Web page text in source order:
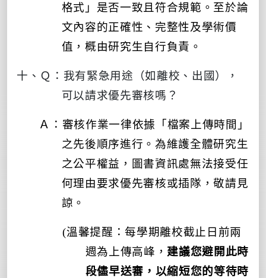
格式」是否一致且符合規範。至於論
文內容的正確性、完整性及學術價
值，概由研究生自行負責。
十、Ｑ：我有緊急用途（如離校、出國），
可以請求優先審核嗎？
Ａ：審核作業一律依據「檔案上傳時間」
之先後順序進行。為維護全體研究生
之公平權益，圖書資訊處無法接受任
何理由要求優先審核或插隊，敬請見
諒。
(溫馨提醒：每學期離校截止日前兩
週為上傳高峰， 建議您避開此時
段儘早送審，以縮短您的等待時